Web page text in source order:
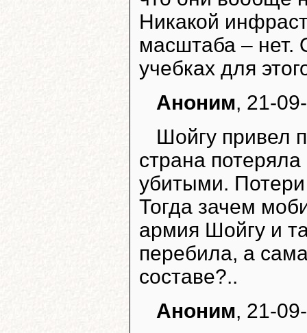
Никакой
масштаба – нет.
учебках для
Аноним, 21-
Шойгу привел
страна
убитыми.
Тогда зачем
армия Шойгу и
перебила, а
составе?..
Аноним, 21-